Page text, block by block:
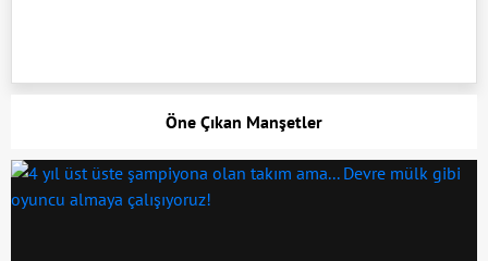
Öne Çıkan Manşetler